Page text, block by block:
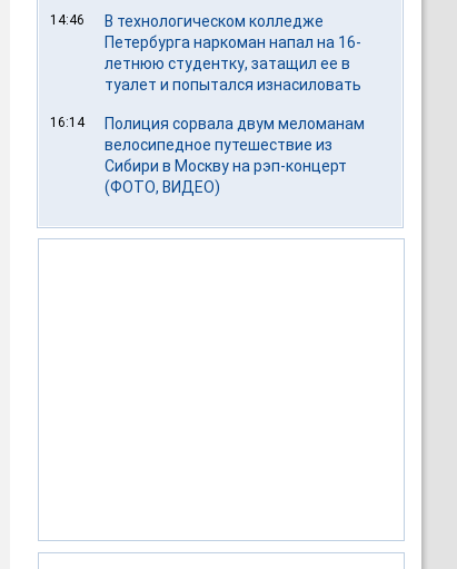
14:46
В технологическом колледже
Петербурга наркоман напал на 16-
летнюю студентку, затащил ее в
туалет и попытался изнасиловать
16:14
Полиция сорвала двум меломанам
велосипедное путешествие из
Сибири в Москву на рэп-концерт
(ФОТО, ВИДЕО)